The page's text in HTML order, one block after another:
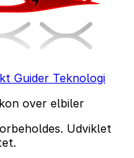
Guider Teknologi
over elbiler
Udviklet